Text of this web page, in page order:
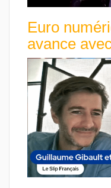
Euro
avance